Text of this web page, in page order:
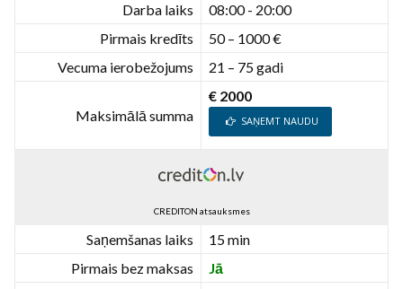
Darba laiks
08:00 - 20:00
Pirmais kredīts
50 – 1000 €
Vecuma ierobežojums
21 – 75 gadi
Maksimālā summa
€ 2000
SAŅEMT NAUDU
CREDITON atsauksmes
Saņemšanas laiks
15 min
Pirmais bez maksas
Jā